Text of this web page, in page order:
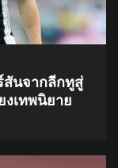
สันจากลีกทูสู่
งเทพนิยาย